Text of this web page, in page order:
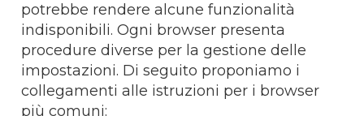
potrebbe rendere alcune funzionalità
indisponibili. Ogni browser presenta
procedure diverse per la gestione delle
impostazioni. Di seguito proponiamo i
collegamenti alle istruzioni per i browser
più comuni: